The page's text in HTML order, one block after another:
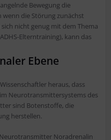
Bewegung die
die Störung zunächst
nicht genug mit dem Thema
Elterntraining), kann das
Ebene
heraus, dass
Neurotransmittersystems des
sind Botenstoffe, die
herstellen.
Noradrenalin